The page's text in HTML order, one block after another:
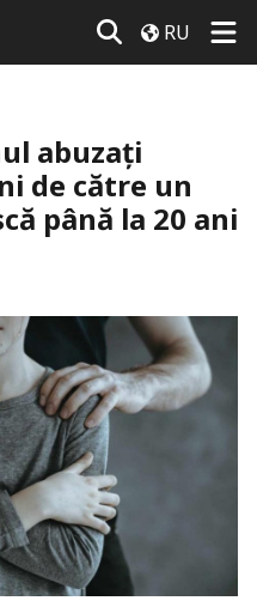
RU
abuzați
de către un
până la 20 ani